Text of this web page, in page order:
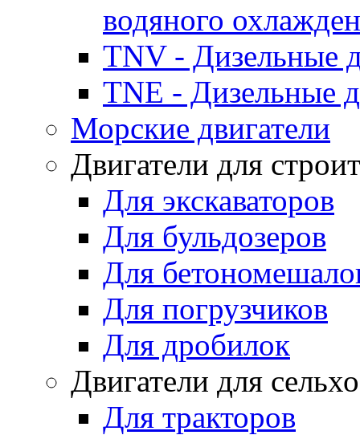
водяного
TNV - Дизельные
TNE - Дизельные
Морские двигатели
Двигатели для
Для экскаваторов
Для бульдозеров
Для
Для погрузчиков
Для дробилок
Двигатели для
Для тракторов